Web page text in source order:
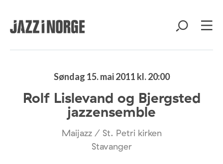
Søndag 15. mai 2011 kl. 20:00
Rolf Lislevand og Bjergsted
jazzensemble
Maijazz / St. Petri kirken
Stavanger